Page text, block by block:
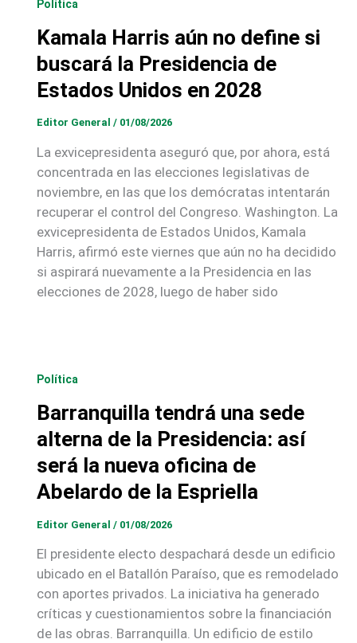
Política
Kamala Harris aún no define si
buscará la Presidencia de
Estados Unidos en 2028
Editor General / 01/08/2026
La exvicepresidenta aseguró que, por ahora, está
concentrada en las elecciones legislativas de
noviembre, en las que los demócratas intentarán
recuperar el control del Congreso. Washington. La
exvicepresidenta de Estados Unidos, Kamala
Harris, afirmó este viernes que aún no ha decidido
si aspirará nuevamente a la Presidencia en las
elecciones de 2028, luego de haber sido
Política
Barranquilla tendrá una sede
alterna de la Presidencia: así
será la nueva oficina de
Abelardo de la Espriella
Editor General / 01/08/2026
El presidente electo despachará desde un edificio
ubicado en el Batallón Paraíso, que es remodelado
con aportes privados. La iniciativa ha generado
críticas y cuestionamientos sobre la financiación
de las obras. Barranquilla. Un edificio de estilo